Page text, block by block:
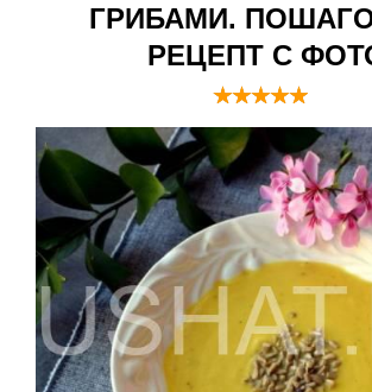
ГРИБАМИ.
РЕЦЕПТ С